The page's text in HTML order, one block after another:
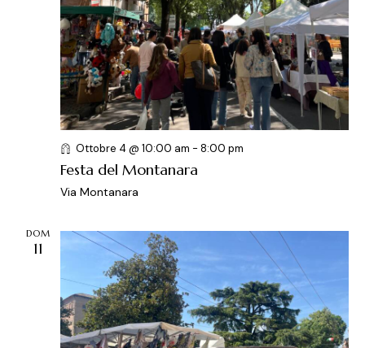
Ottobre 4 @ 10:00 am - 8:00 pm
Festa del Montanara
Via Montanara
DOM
11